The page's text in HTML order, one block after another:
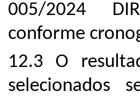
005/2024
conforme
12.3 O
selecionados